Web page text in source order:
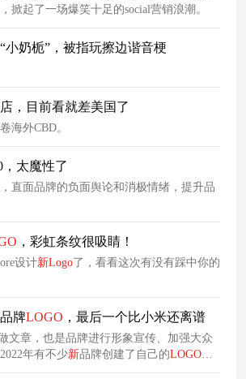
掀起了一场爆笑十足的social营销浪潮。
小奶栀”，被指玩擦边谐音梗
，目前看就差美国了
海外CBD。
太魔性了
直面品牌的负面舆论和消极情绪，提升品
，彩虹条纹很吸睛！
设计新Logo了，看看这次有没有踩中你的
牌LOGO ，最后一个比小米还离谱
文章，也是品牌进行形象宣传、加强大众
年有不少新品牌创建了自己的LOGO
了自己的LOGO，如阿里巴巴、淘特焕新